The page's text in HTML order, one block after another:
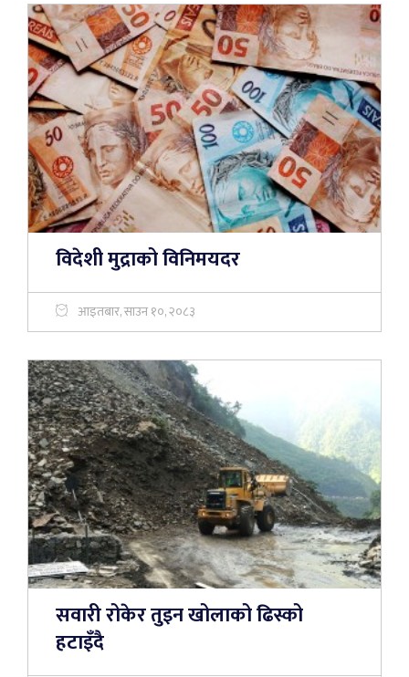
विदेशी मुद्राको विनिमयदर
आइतबार, साउन १०, २०८३
सवारी रोकेर तुइन खोलाको ढिस्को
हटाइँदै